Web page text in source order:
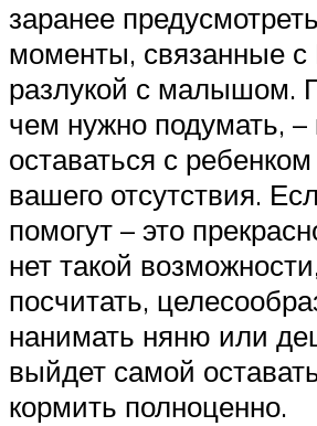
заранее
моменты, связанные с
разлукой с малышом.
чем нужно подумать, –
оставаться с
вашего отсутствия.
помогут – это
нет такой
посчитать,
нанимать няню или
выйдет самой
кормить полноценно.